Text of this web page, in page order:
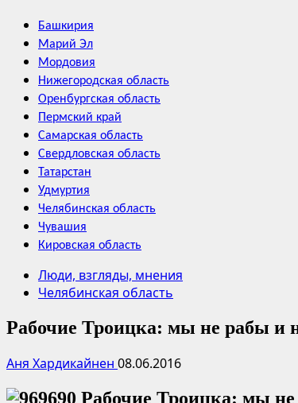
Башкирия
Марий Эл
Мордовия
Нижегородская область
Оренбургская область
Пермский край
Самарская область
Свердловская область
Татарстан
Удмуртия
Челябинская область
Чувашия
Кировская область
Люди, взгляды, мнения
Челябинская область
Рабочие Троицка: мы не рабы и
Аня Хардикайнен 08.06.2016